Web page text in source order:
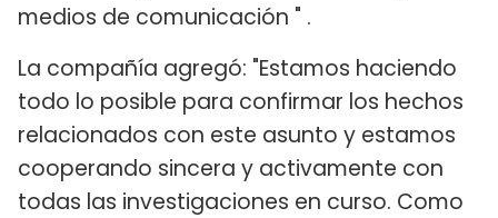
medios de comunicación " .
La compañía agregó: "Estamos haciendo
todo lo posible para confirmar los hechos
relacionados con este asunto y estamos
cooperando sincera y activamente con
todas las investigaciones en curso. Como